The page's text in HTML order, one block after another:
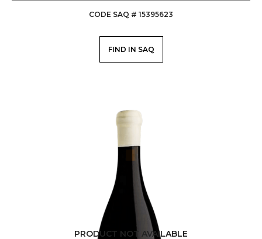
CODE SAQ # 15395623
FIND IN SAQ
PRODUCT NOT AVAILABLE